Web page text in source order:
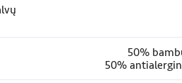
50%
50%